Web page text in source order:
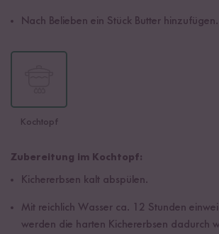
Nach Belieben ein Stück Butter hinzufügen.
Kochtopf
Zubereitung im Kochtopf:
Kichererbsen kalt abspülen.
Mit reichlich Wasser ca. 12 Stunden
werden die harten Kichererbsen dadurch